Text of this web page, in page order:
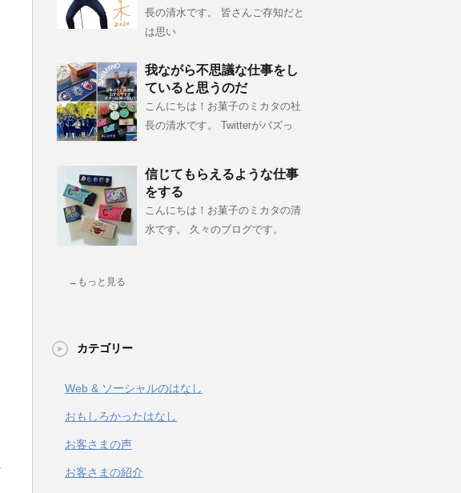
長の清水です。 皆さんご存知だと
は思い
我ながら不思議な仕事をし
ていると思うのだ
こんにちは！お菓子のミカタの社
長の清水です。 Twitterがバズっ
信じてもらえるような仕事
をする
こんにちは！お菓子のミカタの清
水です。 久々のブログです。
→もっと見る
カテゴリー
Web & ソーシャルのはなし
おもしろかったはなし
お客さまの声
お客さまの紹介